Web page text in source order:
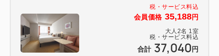
税・サービス料込
会員価格 35,188円
大人 2名 1 室
税・サービス料込
合計 37,040円